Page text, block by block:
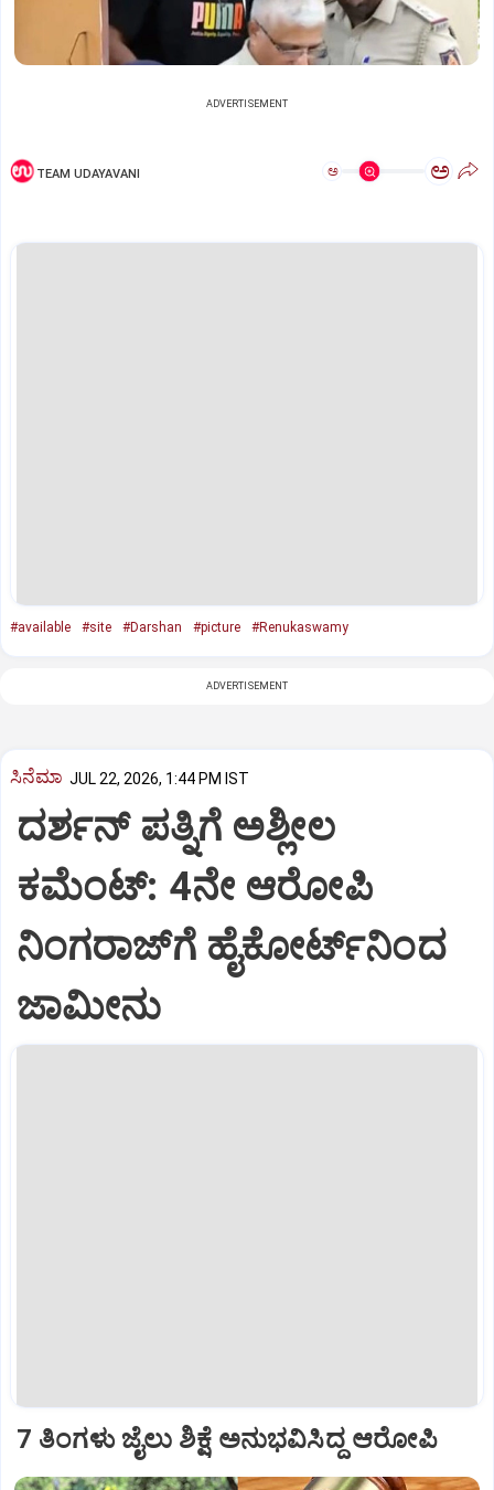
ADVERTISEMENT
TEAM UDAYAVANI ಅ ಅ
#available #site #Darshan #picture #Renukaswamy
ADVERTISEMENT
ಸಿನೆಮಾ JUL 22, 2026, 1:44 PM IST
ದರ್ಶನ್ ಪತ್ನಿಗೆ ಅಶ್ಲೀಲ
ಕಮೆಂಟ್: 4ನೇ ಆರೋಪಿ
ನಿಂಗರಾಜ್‌ಗೆ ಹೈಕೋರ್ಟ್‌ನಿಂದ
ಜಾಮೀನು
7 ತಿಂಗಳು ಜೈಲು ಶಿಕ್ಷೆ ಅನುಭವಿಸಿದ್ದ ಆರೋಪಿ